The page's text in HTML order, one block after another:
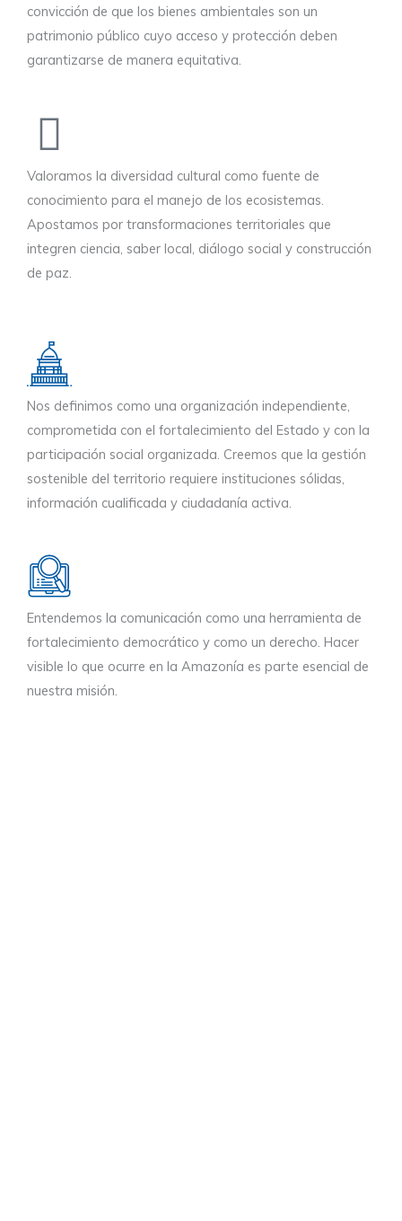
convicción de que los bienes ambientales son un
patrimonio público cuyo acceso y protección deben
garantizarse de manera equitativa.
Valoramos la diversidad cultural como fuente de
conocimiento para el manejo de los ecosistemas.
Apostamos por transformaciones territoriales que
integren ciencia, saber local, diálogo social y construcción
de paz.
Nos definimos como una organización independiente,
comprometida con el fortalecimiento del Estado y con la
participación social organizada. Creemos que la gestión
sostenible del territorio requiere instituciones sólidas,
información cualificada y ciudadanía activa.
Entendemos la comunicación como una herramienta de
fortalecimiento democrático y como un derecho. Hacer
visible lo que ocurre en la Amazonía es parte esencial de
nuestra misión.